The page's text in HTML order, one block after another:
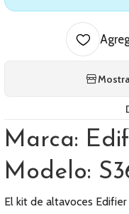
Marca:
Modelo:
El kit de altavoces